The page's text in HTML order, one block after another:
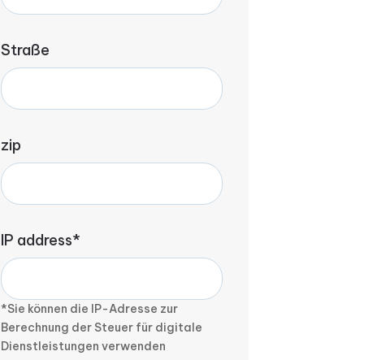
Straße
zip
IP address*
*Sie können die IP-Adresse zur
Berechnung der Steuer für digitale
Dienstleistungen verwenden